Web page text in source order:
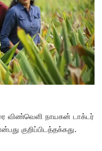
விண்வெளி நாயகன் டாக்டர்
குறிப்பிடத்தக்கது.